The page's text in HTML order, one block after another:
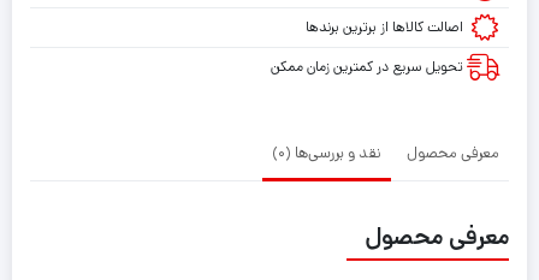
اصالت کالاها از برترین برندها
تحویل سریع در کمترین زمان ممکن
معرفی محصول نقد و بررسی‌ها (0)
معرفی محصول